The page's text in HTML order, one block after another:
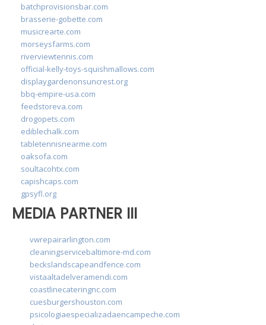
batchprovisionsbar.com
brasserie-gobette.com
musicrearte.com
morseysfarms.com
riverviewtennis.com
official-kelly-toys-squishmallows.com
displaygardenonsuncrest.org
bbq-empire-usa.com
feedstoreva.com
drogopets.com
ediblechalk.com
tabletennisnearme.com
oaksofa.com
soultacohtx.com
capishcaps.com
gpsyfl.org
MEDIA PARTNER III
vwrepairarlington.com
cleaningservicebaltimore-md.com
beckslandscapeandfence.com
vistaaltadelveramendi.com
coastlinecateringnc.com
cuesburgershouston.com
psicologiaespecializadaencampeche.com